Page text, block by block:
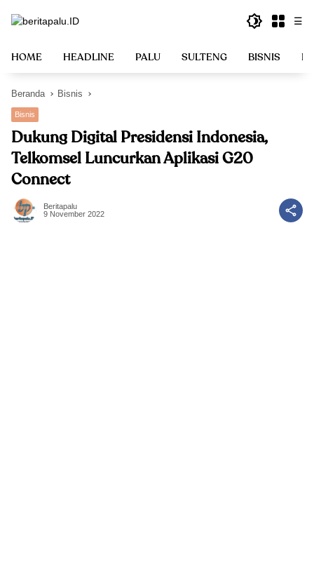
☰
HOME HEADLINE PALU SULTENG BISNIS
Beranda Bisnis
Bisnis
Dukung Digital Presidensi Indonesia,
Telkomsel Luncurkan Aplikasi G20
Connect
Beritapalu
9 November 2022